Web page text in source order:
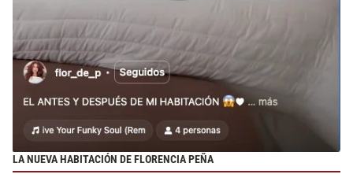
LA NUEVA HABITACIÓN DE FLORENCIA PEÑA